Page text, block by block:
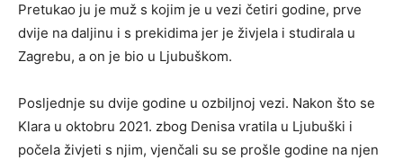
Pretukao ju je muž s kojim je u vezi četiri godine, prve
dvije na daljinu i s prekidima jer je živjela i studirala u
Zagrebu, a on je bio u Ljubuškom.
Posljednje su dvije godine u ozbiljnoj vezi. Nakon što se
Klara u oktobru 2021. zbog Denisa vratila u Ljubuški i
počela živjeti s njim, vjenčali su se prošle godine na njen